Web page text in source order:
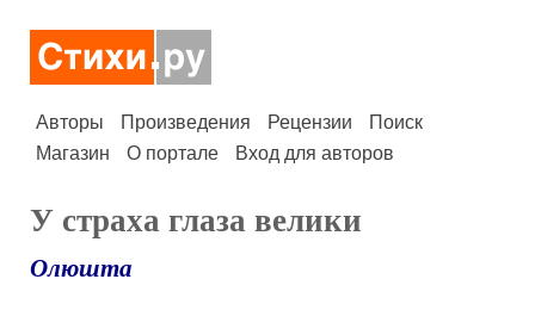
Авторы Произведения Рецензии
Поиск
Магазин
О портале Вход для авторов
У страха глаза велики
Олюшта